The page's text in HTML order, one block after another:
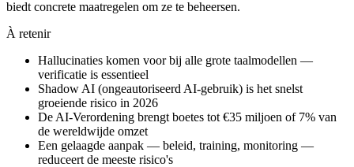
biedt concrete maatregelen om ze te beheersen.
À retenir
Hallucinaties komen voor bij alle grote taalmodellen —
verificatie is essentieel
Shadow AI (ongeautoriseerd AI-gebruik) is het snelst
groeiende risico in 2026
De AI-Verordening brengt boetes tot €35 miljoen of 7% van
de wereldwijde omzet
Een gelaagde aanpak — beleid, training, monitoring —
reduceert de meeste risico's